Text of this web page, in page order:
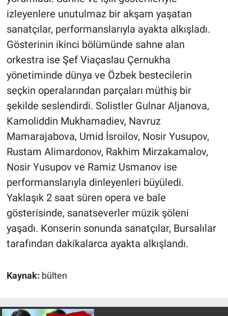
izleyenlere unutulmaz bir akşam yaşatan
sanatçılar, performanslarıyla ayakta alkışladı.
Gösterinin ikinci bölümünde sahne alan
orkestra ise Şef Viaçaslau Çernukha
yönetiminde dünya ve Özbek bestecilerin
seçkin operalarından parçaları müthiş bir
şekilde seslendirdi. Solistler Gulnar Aljanova,
Kamoliddin Mukhamadiev, Navruz
Mamarajabova, Umid İsroilov, Nosir Yusupov,
Rustam Alimardonov, Rakhim Mirzakamalov,
Nosir Yusupov ve Ramiz Usmanov ise
performanslarıyla dinleyenleri büyüledi.
Yaklaşık 2 saat süren opera ve bale
gösterisinde, sanatseverler müzik şöleni
yaşadı. Konserin sonunda sanatçılar, Bursalılar
tarafından dakikalarca ayakta alkışlandı.
Kaynak: bülten